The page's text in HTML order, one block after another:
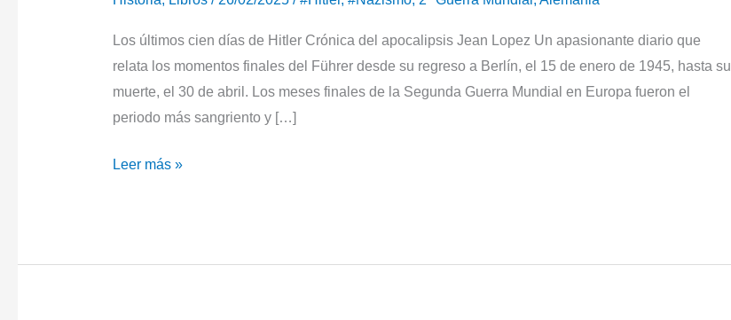
Los últimos cien días de Hitler Crónica del apocalipsis Jean Lopez Un apasionante diario que
relata los momentos finales del Führer desde su regreso a Berlín, el 15 de enero de 1945, hasta su
muerte, el 30 de abril. Los meses finales de la Segunda Guerra Mundial en Europa fueron el
periodo más sangriento y […]
Los
de
Leer más »